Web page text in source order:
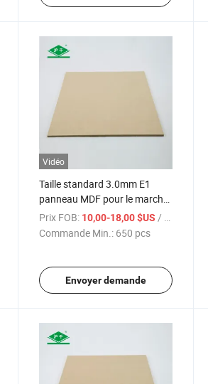
Vidéo
Taille standard 3.0mm E1
panneau MDF pour le marché
russe
Prix FOB: 10,00-18,00 $US / pcs
Commande Min.: 650 pcs
Envoyer demande